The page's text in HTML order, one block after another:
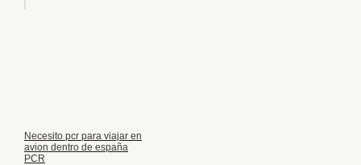
Necesito pcr para viajar en
avion dentro de españa
PCR